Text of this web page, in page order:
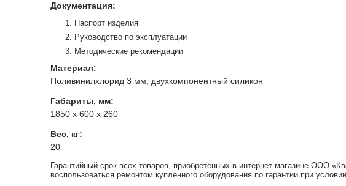
Документация:
Паспорт изделия
Руководство по эксплуатации
Методические рекомендации
Материал:
Поливинилхлорид 3 мм, двухкомпонентный силикон
Габариты, мм:
1850 х 600 х 260
Вес, кг:
20
Гарантийный срок всех товаров, приобретённых в интернет-магазине ООО
воспользоваться ремонтом купленного оборудования по гарантии при